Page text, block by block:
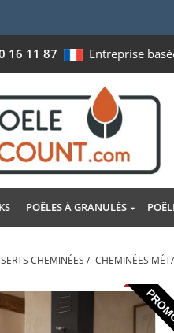
16 11 87 Entreprise
POÊLES À GRANULÉS
CHEMINÉES / CHEMINÉES